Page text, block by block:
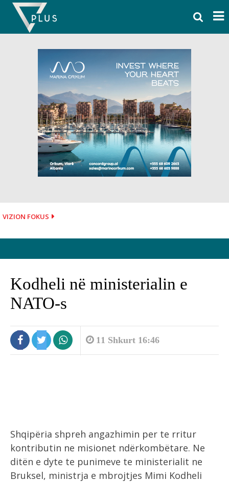
Skip
content
VIZION FOKUS
Kodheli në ministerialin e
NATO-s
11 Shkurt 16:46
Shqipëria shpreh angazhimin per te rritur
kontributin ne misionet ndërkombëtare. Ne
ditën e dyte te punimeve te ministerialit ne
Bruksel, ministrja e mbrojtjes Mimi Kodheli